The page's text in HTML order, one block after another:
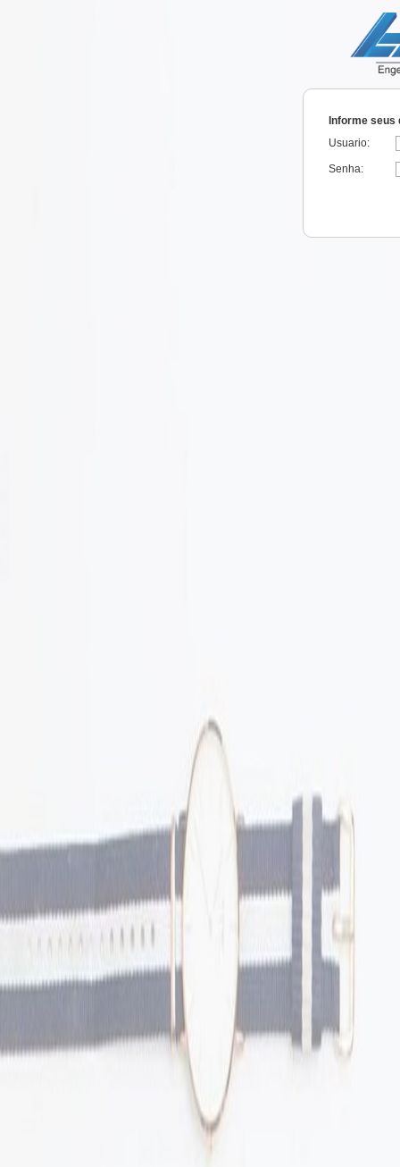
Informe seus
Usuario:
Senha: